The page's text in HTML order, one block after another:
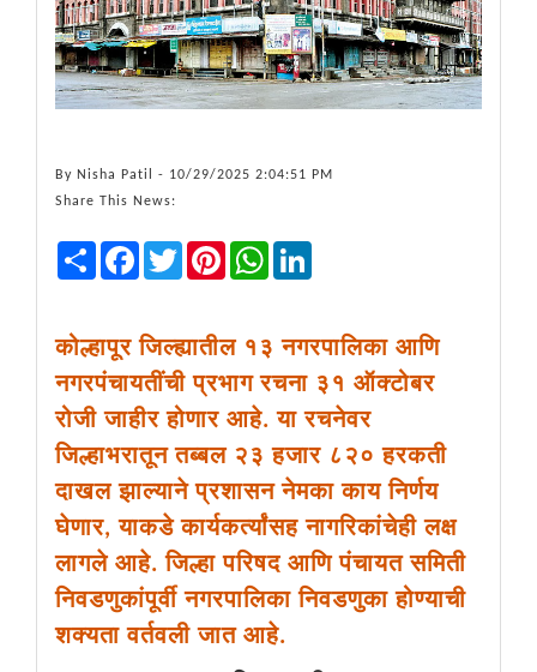
By Nisha Patil
- 10/29/2025 2:04:51 PM
Share This News:
Share FacebookTwitter PinterestWhatsApp
कोल्हापूर जिल्ह्यातील १३ नगरपालिका आणि
नगरपंचायतींची प्रभाग रचना ३१ ऑक्टोबर
रोजी जाहीर होणार आहे. या रचनेवर
जिल्हाभरातून तब्बल २३ हजार ८२० हरकती
दाखल झाल्याने प्रशासन नेमका काय निर्णय
घेणार, याकडे कार्यकर्त्यांसह नागरिकांचेही लक्ष
लागले आहे. जिल्हा परिषद आणि पंचायत समिती
निवडणुकांपूर्वी नगरपालिका निवडणुका होण्याची
शक्यता वर्तवली जात आहे.